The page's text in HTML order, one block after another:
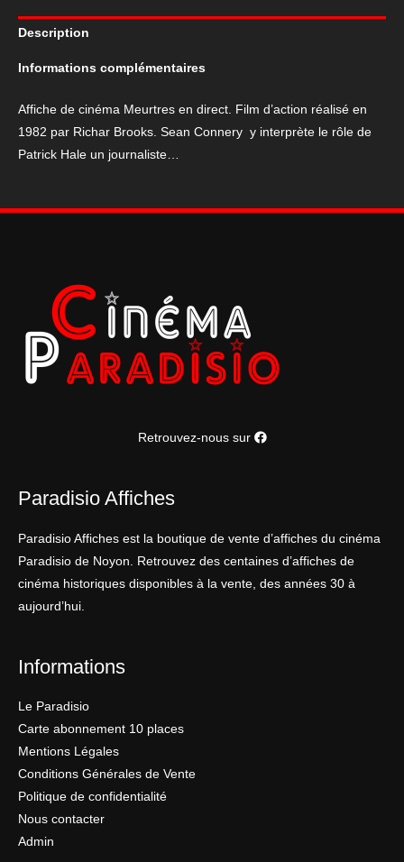
Meurtres
en
direct
Description
Informations complémentaires
Affiche de cinéma Meurtres en direct. Film d’action réalisé en
1982 par Richar Brooks. Sean Connery y interprète le rôle de
Patrick Hale un journaliste…
Retrouvez-nous sur
Paradisio Affiches
Paradisio Affiches est la boutique de vente d’affiches du cinéma
Paradisio de Noyon. Retrouvez des centaines d’affiches de
cinéma historiques disponibles à la vente, des années 30 à
aujourd’hui.
Informations
Le Paradisio
Carte abonnement 10 places
Mentions Légales
Conditions Générales de Vente
Politique de confidentialité
Nous contacter
Admin